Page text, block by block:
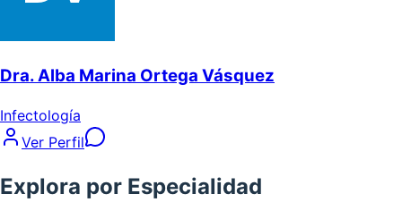
Dra. Alba Marina Ortega Vásquez
Infectología
Ver Perfil
Explora por Especialidad